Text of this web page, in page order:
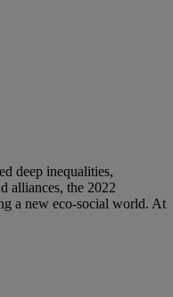
deep inequalities,
alliances, the 2022
a new eco-social world. At